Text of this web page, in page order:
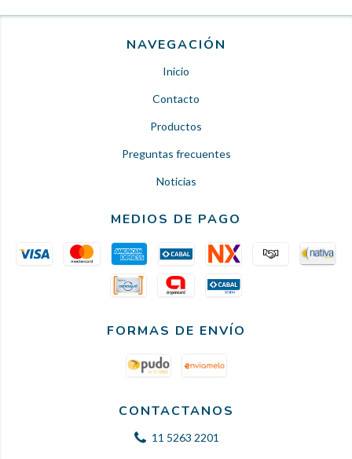
NAVEGACIÓN
Inicio
Contacto
Productos
Preguntas frecuentes
Noticias
MEDIOS DE PAGO
FORMAS DE ENVÍO
CONTACTANOS
11 5263 2201